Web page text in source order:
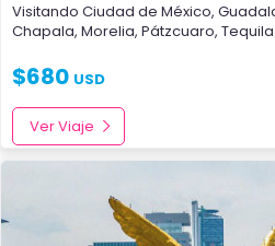
Visitando Ciudad de México,
Chapala, Morelia, Pátzcuaro, Tequila
$680 USD
Ver Viaje